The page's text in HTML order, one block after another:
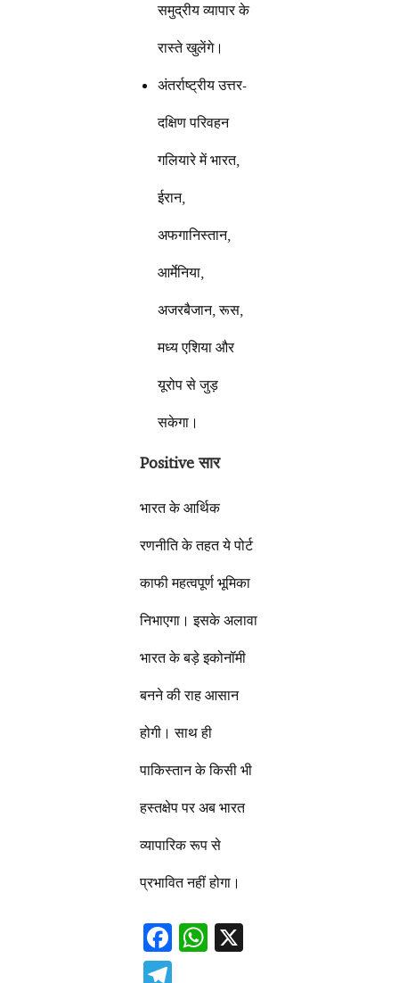
समुद्रीय व्यापार के
रास्ते खुलेंगे।
अंतर्राष्ट्रीय उत्तर-
दक्षिण परिवहन
गलियारे में भारत,
ईरान,
अफगानिस्तान,
आर्मेनिया,
अजरबैजान, रूस,
मध्य एशिया और
यूरोप से जुड़
सकेगा।
Positive सार
भारत के आर्थिक
रणनीति के तहत ये पोर्ट
काफी महत्वपूर्ण भूमिका
निभाएगा। इसके अलावा
भारत के बड़े इकोनॉमी
बनने की राह आसान
होगी। साथ ही
पाकिस्तान के किसी भी
हस्तक्षेप पर अब भारत
व्यापारिक रूप से
प्रभावित नहीं होगा।
F
W